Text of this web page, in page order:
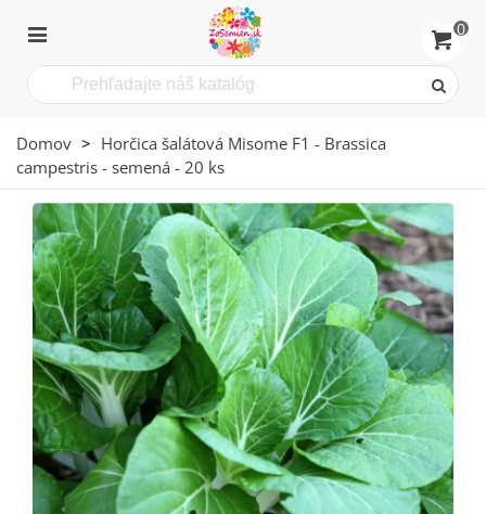
0
Domov > Horčica šalátová Misome F1 - Brassica
campestris - semená - 20 ks